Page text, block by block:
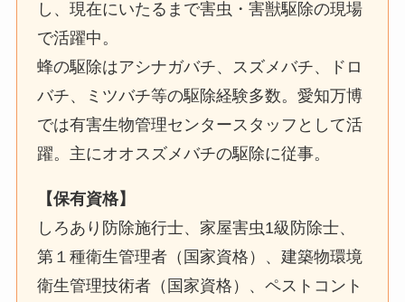
し、現在にいたるまで害虫・害獣駆除の現場
で活躍中。
蜂の駆除はアシナガバチ、スズメバチ、ドロ
バチ、ミツバチ等の駆除経験多数。愛知万博
では有害生物管理センタースタッフとして活
躍。主にオオスズメバチの駆除に従事。
【保有資格】
しろあり防除施行士、家屋害虫1級防除士、
第１種衛生管理者（国家資格）、建築物環境
衛生管理技術者（国家資格）、ペストコント